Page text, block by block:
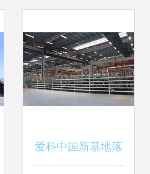
爱科中国新基地落